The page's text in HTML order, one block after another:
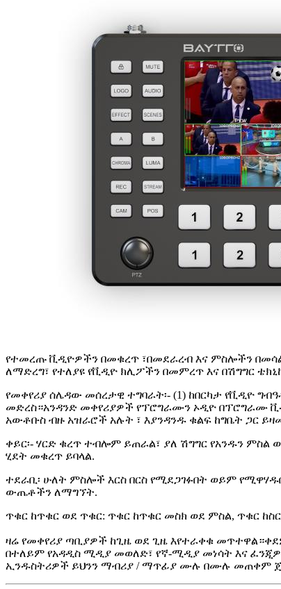
የተመረጡ ቪዲዮዎችን በመቁረጥ ፣በመደራረብ እና ምስሎችን
ለማድረግ፣ የተለያዩ የቪዲዮ ክሊፖችን በመምረጥ እና በሽግግር
የመቀየሪያ ሰሌዳው መሰረታዊ ተግባራት፡- (1) ከበርካታ የቪዲዮ
መድረስ።አንዳንድ መቀየሪያዎች የፕሮግራሙን ኦዲዮ በፕሮግራሙ
አውቶቡስ ብዙ አዝራሮች አሉት ፣ እያንዳንዱ ቁልፍ ከግቤት ጋር
ቀይር፡- ሃርድ ቁረጥ ተብሎም ይጠራል፣ ያለ ሽግግር የአንዱን
ሂደት መቁረጥ ይባላል.
ተደራቢ፡ ሁለት ምስሎች እርስ በርስ የሚደጋገፉበት ወይም
ውጤቶችን ለማግኘት.
ጥቁር ከጥቁር ወደ ጥቁር: ጥቁር ከጥቁር መስክ ወደ ምስል, ጥቁር
ዛሬ የመቀየሪያ ጣቢያዎች ከጊዜ ወደ ጊዜ እየተራቀቁ
በተለይም የአዳዲስ ሚዲያ መወለድ፣ የኛ-ሚዲያ መነሳት እና
ኢንዱስትሪዎች ይህንን ማብሪያ / ማጥፊያ ሙሉ በሙሉ መጠቀም